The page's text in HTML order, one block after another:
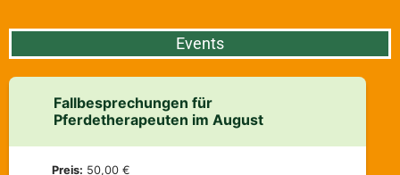
Events
Fallbesprechungen für
Pferdetherapeuten im August
Preis: 50,00 €